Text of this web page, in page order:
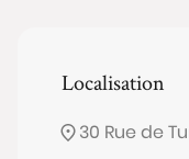
Localisation
30 Rue de